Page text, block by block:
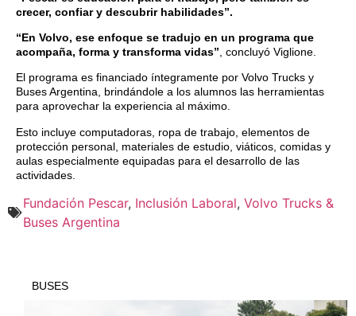
crecer, confiar y descubrir habilidades”.
“En Volvo, ese enfoque se tradujo en un programa que
acompaña, forma y transforma vidas” , concluyó Viglione.
El programa es financiado íntegramente por Volvo Trucks y
Buses Argentina, brindándole a los alumnos las herramientas
para aprovechar la experiencia al máximo.
Esto incluye computadoras, ropa de trabajo, elementos de
protección personal, materiales de estudio, viáticos, comidas y
aulas especialmente equipadas para el desarrollo de las
actividades.
Fundación Pescar, Inclusión Laboral, Volvo Trucks &
Buses Argentina
BUSES